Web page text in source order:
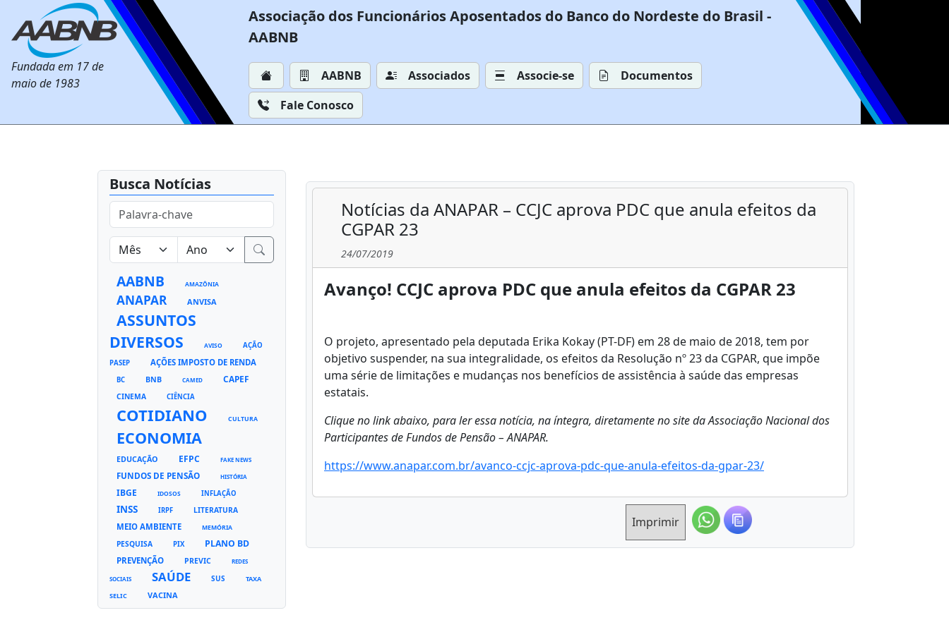
Fundada em 17 de
maio de 1983
Associação dos Funcionários Aposentados do Banco do Nordeste do Brasil -
AABNB
AABNB Associados Associe-se
Documentos
Fale Conosco
Busca Notícias
AABNB AMAZÔNIA
ANAPAR ANVISA
ASSUNTOS
DIVERSOS
AVISO
AÇÃO
PASEP
AÇÕES IMPOSTO DE RENDA
BC BNB CAMED CAPEF
CINEMA CIÊNCIA
COTIDIANO CULTURA
ECONOMIA
EDUCAÇÃO EFPC FAKE NEWS
FUNDOS DE PENSÃO HISTÓRIA
IBGE IDOSOS INFLAÇÃO
INSS IRPF LITERATURA
MEIO AMBIENTE MEMÓRIA
PESQUISA PIX PLANO BD
PREVENÇÃO PREVIC REDES
SOCIAIS SAÚDE SUS
TAXA
SELIC
VACINA
Notícias da ANAPAR – CCJC aprova PDC que anula efeitos da
CGPAR 23
24/07/2019
Avanço! CCJC aprova PDC que anula efeitos da CGPAR 23
O projeto, apresentado pela deputada Erika Kokay (PT-DF) em 28 de maio de 2018, tem por
objetivo suspender, na sua integralidade, os efeitos da Resolução nº 23 da CGPAR, que impõe
uma série de limitações e mudanças nos benefícios de assistência à saúde das empresas
estatais.
Clique no link abaixo, para ler essa notícia, na íntegra, diretamente no site da Associação Nacional dos
Participantes de Fundos de Pensão – ANAPAR.
https://www.anapar.com.br/avanco-ccjc-aprova-pdc-que-anula-efeitos-da-gpar-23/
Imprimir